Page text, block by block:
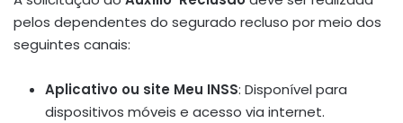
pelos dependentes do segurado recluso por meio dos
seguintes canais:
Aplicativo ou site Meu INSS: Disponível para
dispositivos móveis e acesso via internet.